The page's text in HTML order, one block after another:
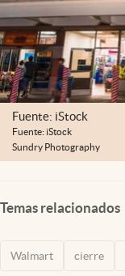
Fuente: iStock
Fuente: iStock
Sundry Photography
Temas relacionados
Walmart cierre